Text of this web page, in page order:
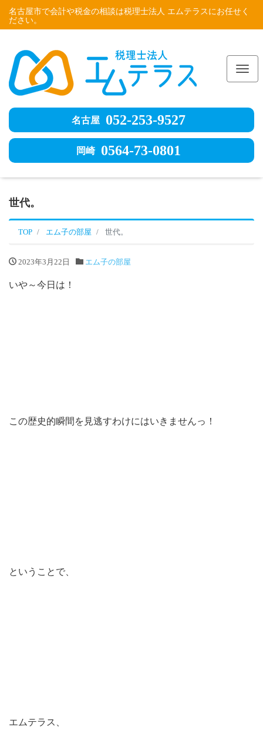
名古屋市で会計や税金の相談は税理士法人 エムテラスにお任せく
ださい。
名古屋 052-253-9527
岡崎 0564-73-0801
世代。
TOP エム子の部屋 世代。
2023年3月22日 エム子の部屋
いや～今日は！
この歴史的瞬間を見逃すわけにはいきませんっ！
ということで、
エムテラス、